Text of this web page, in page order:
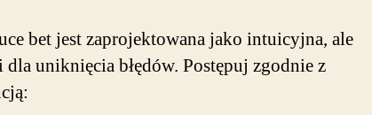
bet jest zaprojektowana jako intuicyjna, ale
uniknięcia błędów. Postępuj zgodnie z